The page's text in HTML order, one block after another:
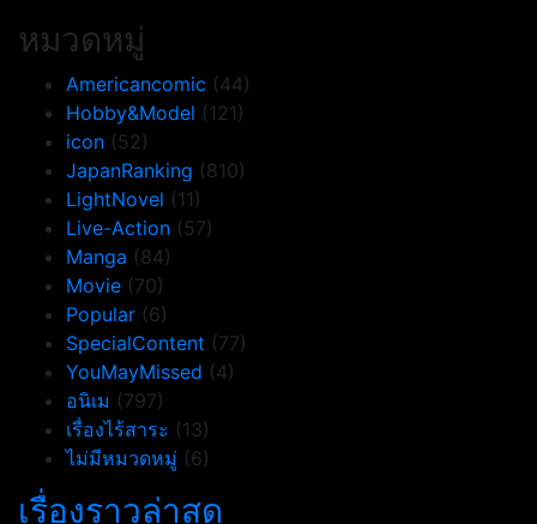
หมวดหมู่
Americancomic (44)
Hobby&Model (121)
icon (52)
JapanRanking (810)
LightNovel (11)
Live-Action (57)
Manga (84)
Movie (70)
Popular (6)
SpecialContent (77)
YouMayMissed (4)
อนิเม (797)
เรื่องไร้สาระ (13)
ไม่มีหมวดหมู่ (6)
เรื่องราวล่าสุด